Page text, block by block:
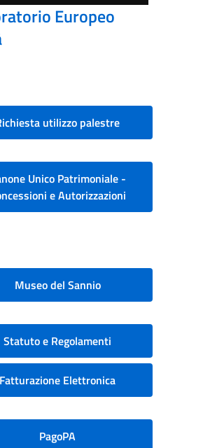
Europeo
utilizzo palestre
Unico Patrimoniale -
e Autorizzazioni
Museo del Sannio
Statuto e Regolamenti
Fatturazione Elettronica
PagoPA